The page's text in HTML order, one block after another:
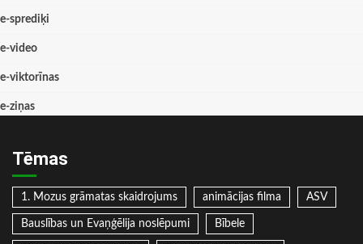
e-sprediķi
e-video
e-viktorīnas
e-ziņas
Tēmas
1. Mozus grāmatas skaidrojums animācijas filma ASV
Bauslības un Evaņģēlija noslēpumi Bībele